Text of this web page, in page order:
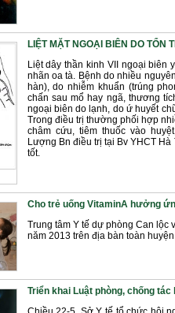
LIỆT MẶT NGOẠI BIÊN DO TỔN
Liệt dây thần kinh VII ngoại biên
nhãn oa tà. Bệnh do nhiều
hàn), do nhiễm khuẩn (trúng
chấn sau mổ hay ngã, thương
ngoại biên do lạnh, do ứ huyết
Trong điều trị thường phối hợp
châm cứu, tiêm thuốc vào
Lượng Bn điều trị tại Bv YHCT
tốt.
Cho trẻ uống VitaminA hưởng
Trung tâm Y tế dự phòng Can lộc
năm 2013 trên địa bàn toàn
Triển khai Luật phòng, chống tác